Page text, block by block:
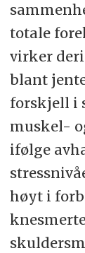
totale
virker
blant
forskjell i
muskel-
ifølge
høyt i